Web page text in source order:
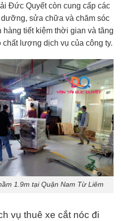
Đức Quyết còn cung cấp các
sửa chữa và chăm sóc
tiết kiệm thời gian và tăng
lượng dịch vụ của công ty.
1.9m tại Quận Nam Từ Liêm
vụ thuê xe cắt nóc đi